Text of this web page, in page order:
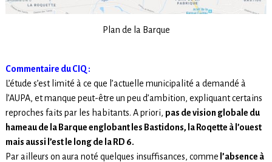
Plan de la Barque
Commentaire du CIQ :
L’étude s’est limité à ce que l’actuelle municipalité a demandé à
l’AUPA, et manque peut-être un peu d’ambition, expliquant certains
reproches faits par les habitants. A priori, pas de vision globale du
hameau de la Barque englobant les Bastidons, la Roqette à l’ouest
mais aussi l’est le long de la RD 6.
Par ailleurs on aura noté quelques insuffisances, comme l’absence à